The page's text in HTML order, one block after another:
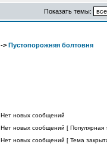
Показать темы:
-> Пустопорожняя болтовня
Нет новых сообщений
Нет новых сообщений [ Популярная
Нет новых сообщений [ Тема